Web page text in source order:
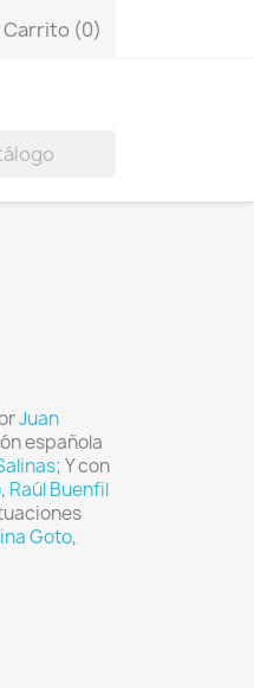
Carrito (0)
Juan
española
; Y con
, Raúl Buenfil
Goto,